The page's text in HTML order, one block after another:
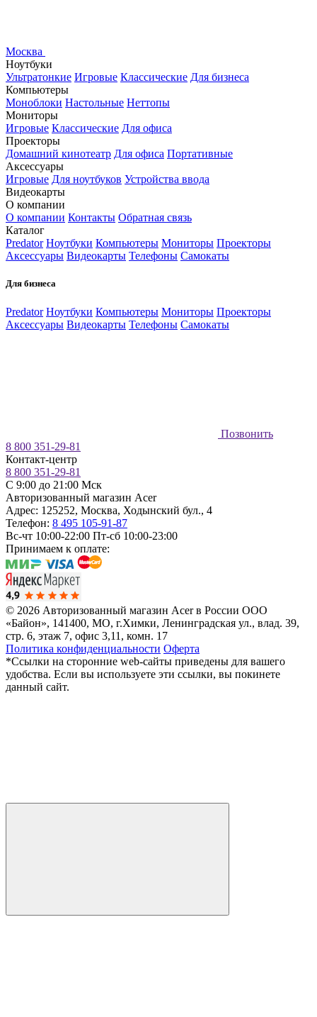
Москва
Ноутбуки
Ультратонкие Игровые Классические Для бизнеса
Компьютеры
Моноблоки Настольные Неттопы
Мониторы
Игровые Классические Для офиса
Проекторы
Домашний кинотеатр Для офиса Портативные
Аксессуары
Игровые Для ноутбуков Устройства ввода
Видеокарты
О компании
О компании Контакты Обратная связь
Каталог
Predator Ноутбуки Компьютеры Мониторы Проекторы
Аксессуары Видеокарты Телефоны Самокаты
Для бизнеса
Predator Ноутбуки Компьютеры Мониторы Проекторы
Аксессуары Видеокарты Телефоны Самокаты
Позвонить
8 800 351-29-81
Контакт-центр
8 800 351-29-81
C 9:00 до 21:00 Мск
Авторизованный магазин Acer
Адрес: 125252, Москва, Ходынский бул., 4
Телефон: 8 495 105-91-87
Вс-чт 10:00-22:00 Пт-сб 10:00-23:00
Принимаем к оплате:
© 2026 Авторизованный магазин Acer в России ООО
«Байон», 141400, МО, г.Химки, Ленинградская ул., влад. 39,
стр. 6, этаж 7, офис 3,11, комн. 17
Политика конфиденциальности Оферта
*Ссылки на сторонние web-сайты приведены для вашего
удобства. Если вы используете эти ссылки, вы покинете
данный сайт.